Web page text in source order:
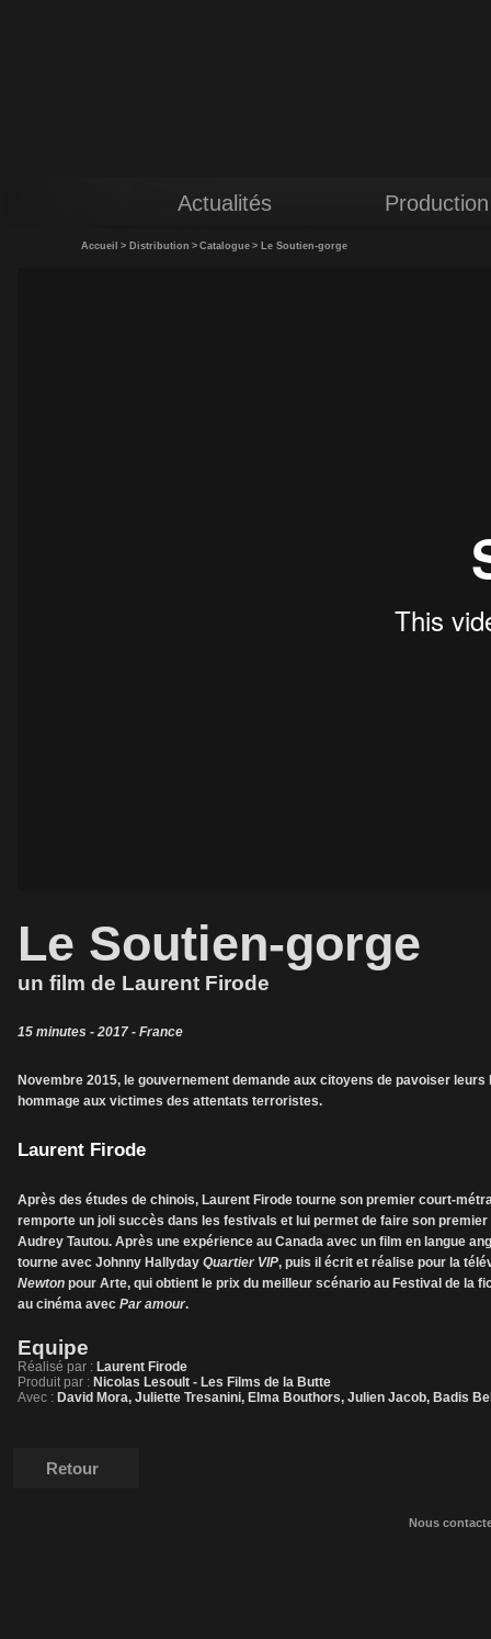
Actualités Production
Accueil > Distribution > Catalogue > Le Soutien-gorge
Le Soutien-gorge
un film de Laurent Firode
15 minutes - 2017 - France
Novembre 2015, le gouvernement demande aux citoyens de pavoiser
hommage aux victimes des attentats terroristes.
Laurent Firode
Après des études de chinois, Laurent Firode tourne son premier court-
remporte un joli succès dans les festivals et lui permet de faire son
Audrey Tautou. Après une expérience au Canada avec un film en langue
tourne avec Johnny Hallyday Quartier VIP, puis il écrit et réalise pour la
Newton pour Arte, qui obtient le prix du meilleur scénario au Festival de la
au cinéma avec Par amour.
Equipe
Réalisé par : Laurent Firode
Produit par : Nicolas Lesoult - Les Films de la Butte
Avec : David Mora, Juliette Tresanini, Elma Bouthors, Julien Jacob, Badis
Retour
Nous